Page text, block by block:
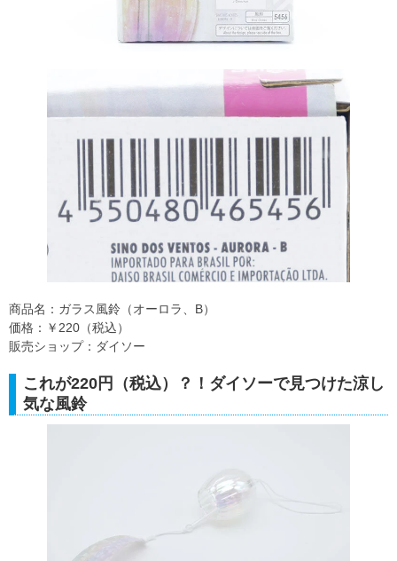
商品名：ガラス風鈴（オーロラ、B）
価格：￥220（税込）
販売ショップ：ダイソー
これが220円（税込）？！ダイソーで見つけた涼し
気な風鈴